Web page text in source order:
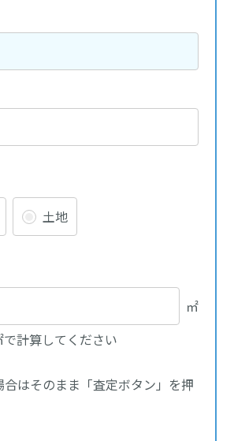
土地
㎡
計算してください
はそのまま「査定ボタン」を押